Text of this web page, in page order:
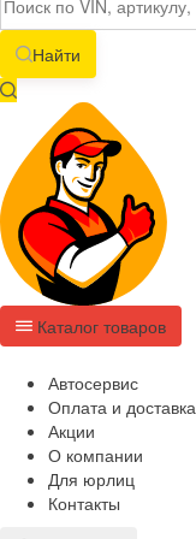
Найти
Каталог товаров
Автосервис
Оплата и доставка
Акции
О компании
Для юрлиц
Контакты